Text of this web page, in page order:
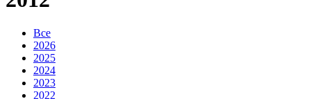
Все
2026
2025
2024
2023
2022